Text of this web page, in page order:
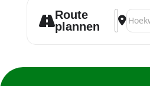
Route
plannen